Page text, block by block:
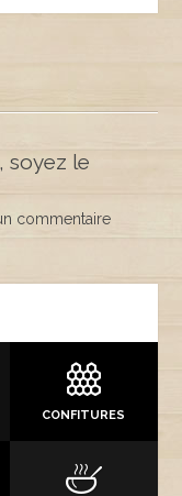
soyez le
commentaire
CONFITURES